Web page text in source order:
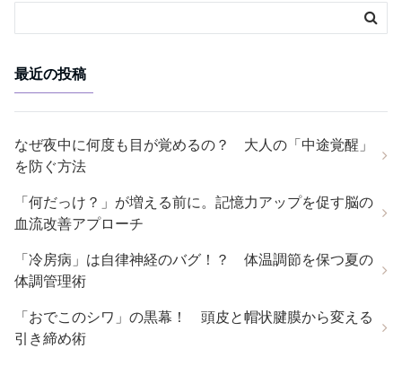
最近の投稿
なぜ夜中に何度も目が覚めるの？ 大人の「中途覚醒」
を防ぐ方法
「何だっけ？」が増える前に。記憶力アップを促す脳の
血流改善アプローチ
「冷房病」は自律神経のバグ！？ 体温調節を保つ夏の
体調管理術
「おでこのシワ」の黒幕！ 頭皮と帽状腱膜から変える
引き締め術